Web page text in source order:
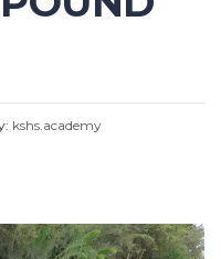
kshs.academy